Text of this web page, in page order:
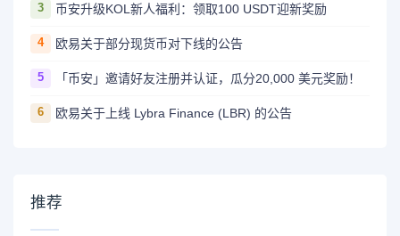
3 币安升级KOL新人福利：领取100 USDT迎新奖励
4 欧易关于部分现货币对下线的公告
5 「币安」邀请好友注册并认证，瓜分20,000 美元奖励！
6 欧易关于上线 Lybra Finance (LBR) 的公告
推荐